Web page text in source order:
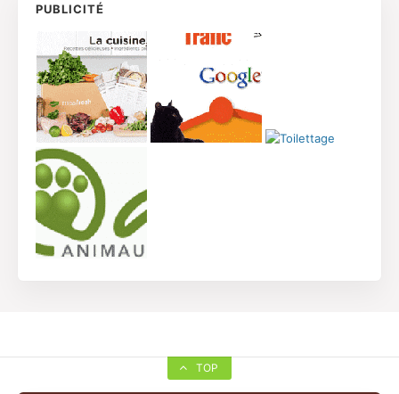
PUBLICITÉ
TOP